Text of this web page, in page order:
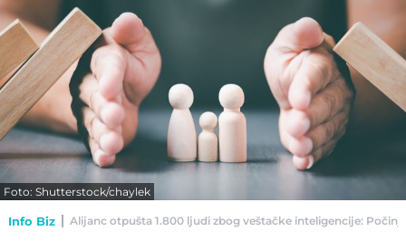
Foto: Shutterstock/chaylek
Info Biz Alijanc otpušta 1.800 ljudi zbog veštačke inteligencije: